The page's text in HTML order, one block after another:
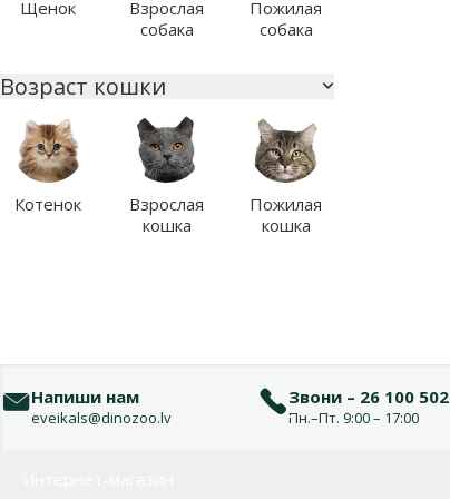
Щенок
Взрослая
собака
Пожилая
собака
Возраст кошки
Котенок
Взрослая
кошка
Пожилая
кошка
Напиши нам
eveikals@dinozoo.lv
Звони – 26 100 502
Пн.–Пт. 9:00 – 17:00